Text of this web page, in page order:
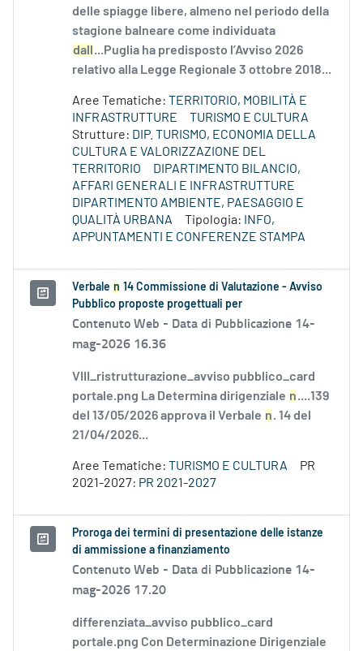
delle spiagge libere, almeno nel periodo della
stagione balneare come individuata
dall
...Puglia ha predisposto l’Avviso 2026
relativo alla Legge Regionale 3 ottobre 2018...
Aree Tematiche: TERRITORIO, MOBILITÀ E
INFRASTRUTTURE
TURISMO E CULTURA
Strutture: DIP. TURISMO, ECONOMIA DELLA
CULTURA E VALORIZZAZIONE DEL
TERRITORIO
DIPARTIMENTO BILANCIO,
AFFARI GENERALI E INFRASTRUTTURE
DIPARTIMENTO AMBIENTE, PAESAGGIO E
QUALITÀ URBANA
Tipologia:
INFO,
APPUNTAMENTI E CONFERENZE STAMPA
Verbale n 14 Commissione di Valutazione - Avviso
Pubblico proposte progettuali per
Contenuto Web - Data di Pubblicazione 14-
mag-2026 16.36
VIII_ristrutturazione_avviso pubblico_card
portale.png La Determina dirigenziale n....139
del 13/05/2026 approva il Verbale n. 14 del
21/04/2026...
Aree Tematiche: TURISMO E CULTURA
PR
2021-2027: PR 2021-2027
Proroga dei termini di presentazione delle istanze
di ammissione a finanziamento
Contenuto Web - Data di Pubblicazione 14-
mag-2026 17.20
differenziata_avviso pubblico_card
portale.png Con Determinazione Dirigenziale